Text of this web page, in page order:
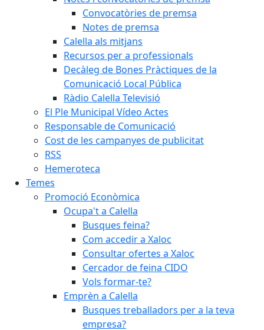
Convocatòries de premsa
Notes de premsa
Calella als mitjans
Recursos per a professionals
Decàleg de Bones Pràctiques de la
Comunicació Local Pública
Ràdio Calella Televisió
El Ple Municipal Vídeo Actes
Responsable de Comunicació
Cost de les campanyes de publicitat
RSS
Hemeroteca
Temes
Promoció Econòmica
Ocupa't a Calella
Busques feina?
Com accedir a Xaloc
Consultar ofertes a Xaloc
Cercador de feina CIDO
Vols formar-te?
Emprèn a Calella
Busques treballadors per a la teva
empresa?